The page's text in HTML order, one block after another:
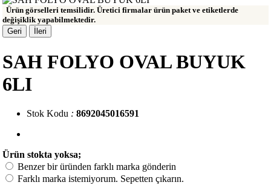
Ürün görselleri temsilidir. Üretici firmalar ürün paket ve etiketlerde
değişiklik yapabilmektedir.
Geri
İleri
SAH FOLYO OVAL BUYUK
6LI
Stok Kodu : 8692045016591
Ürün stokta yoksa;
Benzer bir üründen farklı marka gönderin
Farklı marka istemiyorum. Sepetten çıkarın.